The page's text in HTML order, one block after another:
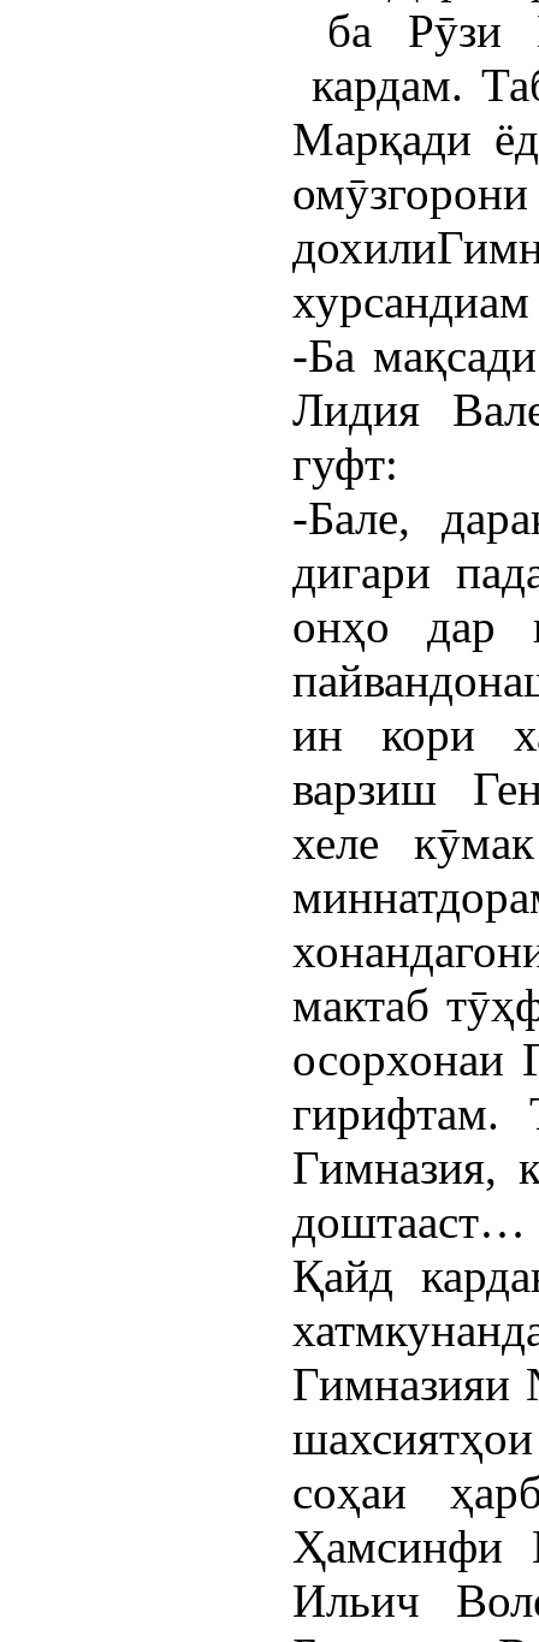
ба Рӯзи
кардам.
Марқади
-Ба
Лидия
гуфт:
-Бале,
дигари
онҳо дар
ин кори
варзиш
хеле
мактаб
осорхонаи
гирифтам.
Гимназия,
доштааст…
Қайд
Гимназияи
соҳаи
Ҳамсинфи
Ильич